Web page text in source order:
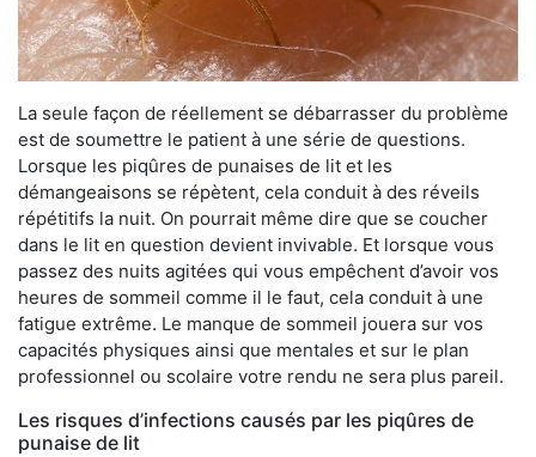
La seule façon de réellement se débarrasser du problème
est de soumettre le patient à une série de questions.
Lorsque les piqûres de punaises de lit et les
démangeaisons se répètent, cela conduit à des réveils
répétitifs la nuit. On pourrait même dire que se coucher
dans le lit en question devient invivable. Et lorsque vous
passez des nuits agitées qui vous empêchent d’avoir vos
heures de sommeil comme il le faut, cela conduit à une
fatigue extrême. Le manque de sommeil jouera sur vos
capacités physiques ainsi que mentales et sur le plan
professionnel ou scolaire votre rendu ne sera plus pareil.
Les risques d’infections causés par les piqûres de
punaise de lit